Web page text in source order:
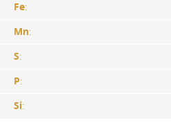
Fe:
Mn:
S:
P:
Si: